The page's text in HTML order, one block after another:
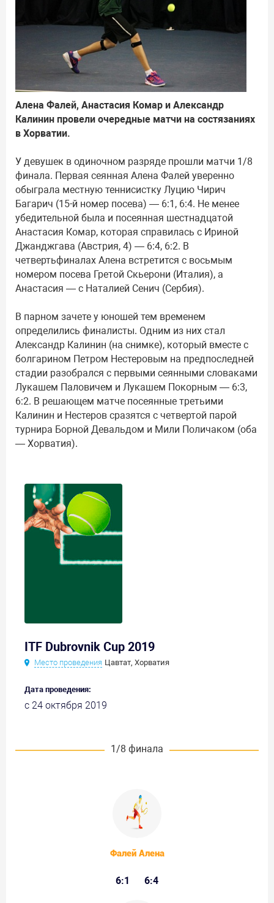
Алена Фалей, Анастасия Комар и Александр
Калинин провели очередные матчи на состязаниях
в Хорватии.
У девушек в одиночном разряде прошли матчи 1/8
финала. Первая сеянная Алена Фалей уверенно
обыграла местную теннисистку Луцию Чирич
Багарич (15-й номер посева) — 6:1, 6:4. Не менее
убедительной была и посеянная шестнадцатой
Анастасия Комар, которая справилась с Ириной
Джанджгава (Австрия, 4) — 6:4, 6:2. В
четвертьфиналах Алена встретится с восьмым
номером посева Гретой Скьерони (Италия), а
Анастасия — с Наталией Сенич (Сербия).
В парном зачете у юношей тем временем
определились финалисты. Одним из них стал
Александр Калинин (на снимке), который вместе с
болгарином Петром Нестеровым на предпоследней
стадии разобрался с первыми сеянными словаками
Лукашем Паловичем и Лукашем Покорным — 6:3,
6:2. В решающем матче посеянные третьими
Калинин и Нестеров сразятся с четвертой парой
турнира Борной Девальдом и Мили Поличаком (оба
— Хорватия).
ITF Dubrovnik Cup 2019
Место проведения Цавтат, Хорватия
Дата проведения:
с 24 октября 2019
1/8 финала
Фалей Алена
6:1 6:4